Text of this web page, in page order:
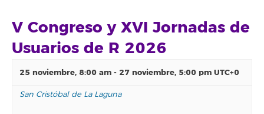
V Congreso y XVI Jornadas de
Usuarios de R 2026
25 noviembre, 8:00 am - 27 noviembre, 5:00 pm UTC+0
San Cristóbal de La Laguna